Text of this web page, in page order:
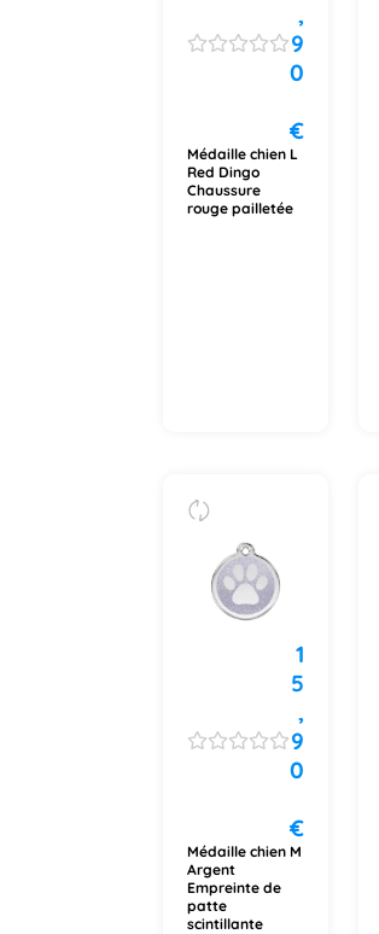
,
9
0
€
Médaille chien L
Red Dingo
Chaussure
rouge pailletée
1
5
,
9
0
€
Médaille chien M
Argent
Empreinte de
patte
scintillante